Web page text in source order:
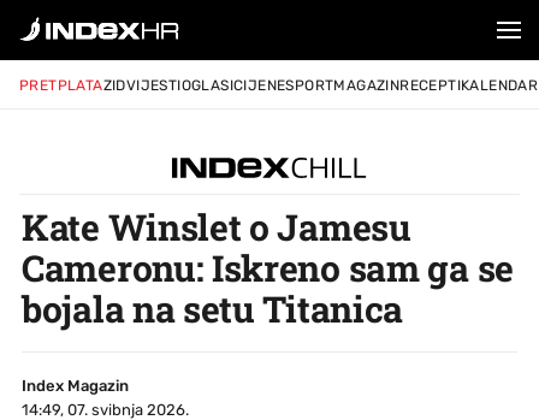
PRETPLATAZIDVIJESTIOGLASICIJENESPORTMAGAZINRECEPTIKALENDAR
Kate Winslet o Jamesu
Cameronu: Iskreno sam ga se
bojala na setu Titanica
Index Magazin
14:49, 07. svibnja 2026.